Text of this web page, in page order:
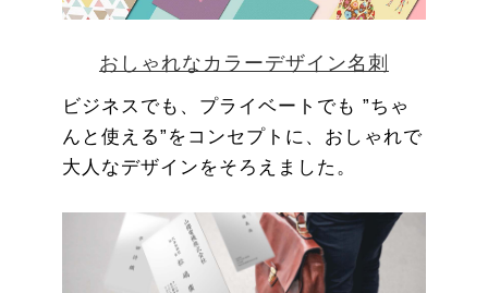
おしゃれなカラーデザイン名刺
ビジネスでも、プライベートでも ”ちゃ
んと使える”をコンセプトに、おしゃれで
大人なデザインをそろえました。